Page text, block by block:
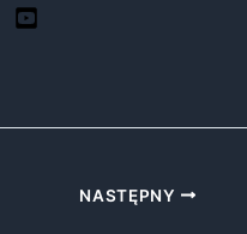
NASTĘPNY